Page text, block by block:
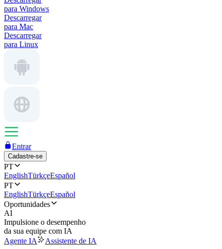
para Windows
Descarregar
para Mac
Descarregar
para Linux
Entrar
Cadastre-se
PT
EnglishTürkçeEspañol
PT
EnglishTürkçeEspañol
Oportunidades
AI
Impulsione o desempenho
da sua equipe com IA
Agente IA
Assistente de IA